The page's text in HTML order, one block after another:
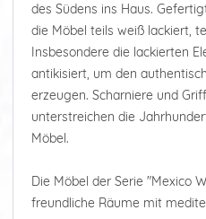
des Südens ins Haus.
die Möbel teils weiß lackiert,
Insbesondere die lackierten
antikisiert, um den
erzeugen. Scharniere und
unterstreichen die
Möbel.
Die Möbel der Serie "Mexico
freundliche Räume mit